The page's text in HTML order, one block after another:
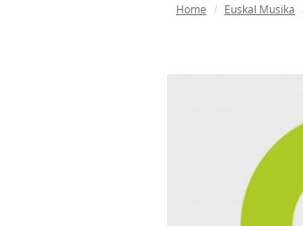
Home Euskal Musika